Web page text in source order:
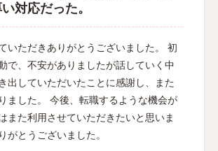
対応だった。
いただきありがとうございました。 初
で、不安がありましたが話していく中
出していただいたことに感謝し、また
ました。 今後、転職するような機会が
また利用させていただきたいと思いま
がとうございました。